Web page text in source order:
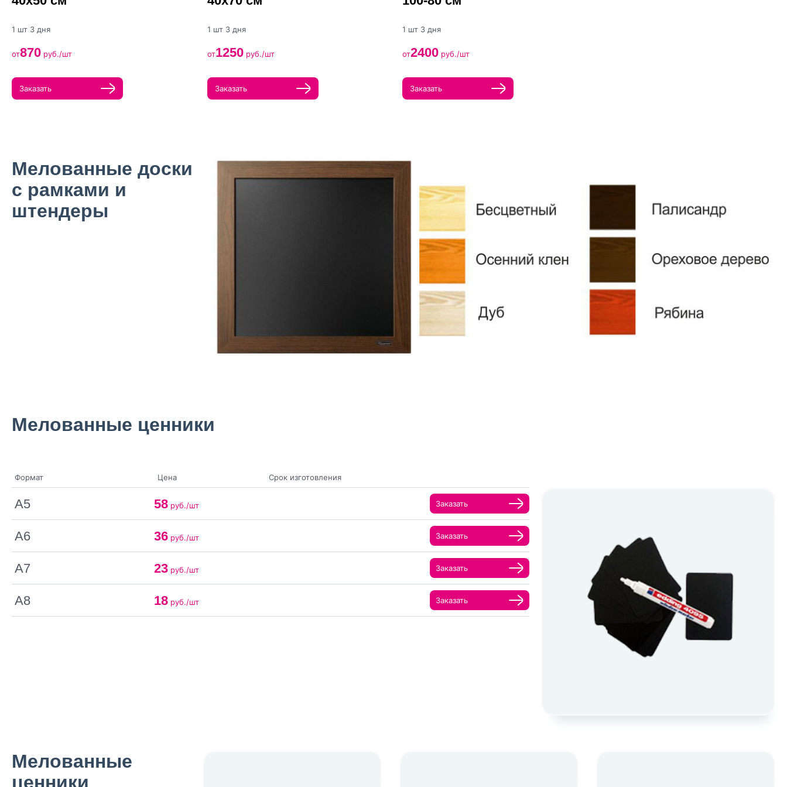
1 шт 3 дня
от870 руб./шт
Заказать
1 шт 3 дня
от1250руб./шт
Заказать
1 шт 3 дня
от2400 руб./шт
Заказать
Мелованные доски
с рамками и
штендеры
Мелованные ценники
Формат Цена Срок изготовления
А5 58 руб./шт Заказать
А6 36 руб./шт Заказать
А7 23 руб./шт Заказать
А8 18 руб./шт Заказать
Мелованные
ценники